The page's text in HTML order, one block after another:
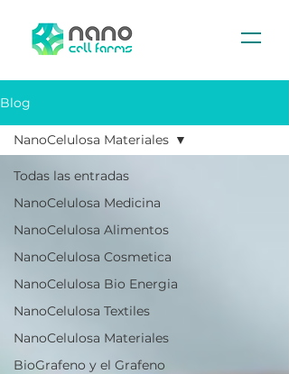
Blog
Todas las entradas
NanoCelulosa Medicina
NanoCelulosa Alimentos
NanoCelulosa Cosmetica
NanoCelulosa Bio Energia
NanoCelulosa Textiles
NanoCelulosa Materiales
BioGrafeno y el Grafeno
NanoCelulosa Materiales